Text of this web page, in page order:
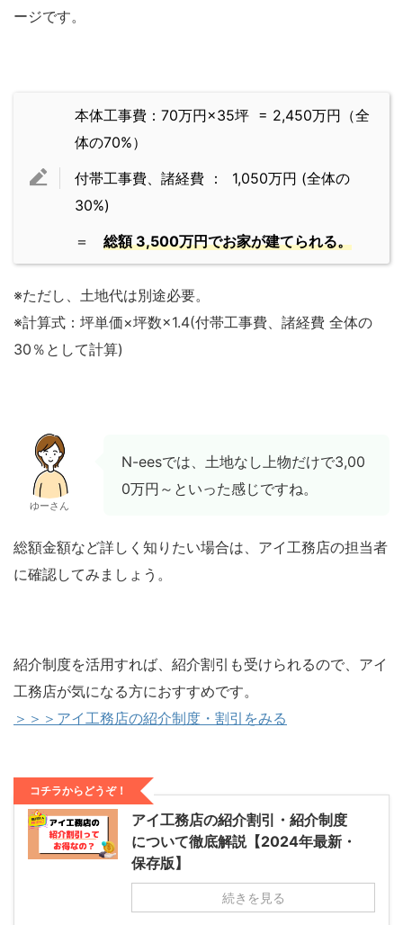
ージです。
本体工事費：70万円×35坪 = 2,450万円（全
体の70%）
付帯工事費、諸経費 ： 1,050万円 (全体の
30%)
＝ 総額 3,500万円でお家が建てられる。
※ただし、土地代は別途必要。
※計算式：坪単価×坪数×1.4(付帯工事費、諸経費 全体の
30％として計算)
ゆーさん
N-eesでは、土地なし上物だけで3,00
0万円～といった感じですね。
総額金額など詳しく知りたい場合は、アイ工務店の担当者
に確認してみましょう。
紹介制度を活用すれば、紹介割引も受けられるので、アイ
工務店が気になる方におすすめです。
＞＞＞アイ工務店の紹介制度・割引をみる
コチラからどうぞ！
アイ工務店の紹介割引・紹介制度
について徹底解説【2024年最新・
保存版】
続きを見る